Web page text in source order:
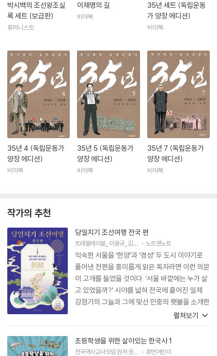
2020년 일제강점사를 다룬 《35년》(전 7권)을 내놓았다. 2022년 《박시
백의 고려사》 첫 권을 출간하며 한반도 역사상 가장 역동적인 나라 고려의
500년 역사를 탁월한 서사와 독보적인 작화로 생동감 있게 되살려내는 데
박시백의 조선왕조실
록 세트 (보급판)
휴머니스트
이재명의 길
비아북
35년 세트 (독립운동
가 양장 에디션)
비아북
35년 4 (독립운동가
양장 에디션)
비아북
35년 5 (독립운동가
양장 에디션)
비아북
35년 7 (독립운동가
양장 에디션)
비아북
작가의 추천
당일치기 조선여행 전국 편
트래블레이블, 이용규, 김혜정 , 송은교, 장보미
노트앤노트
익숙한 서울을 ‘한양’과 ‘경성’ 두 도시 이야기로
풀어낸 전편을 흥미롭게 읽은 독자라면 이런 의문
이 고개를 들었을 것이다. ‘서울 바깥에는 누가 살
고 있었을까?’ 시야를 넓혀 전국에 흩어진 일제
강점기의 그늘과 그에 맞선 민중의 횃불을 소개한
이 책이 더없이 반가운 이유다. 한양에서 제주까
하는 생생하고 밀도 높은 이야기들이 우리를 순식
간에 조선 한복판으로 이끈다.
펼쳐보기
초등학생을 위한 살아있는 한국사 1
전국역사교사모임원저윤종배 글이은홍그림
휴먼어린이